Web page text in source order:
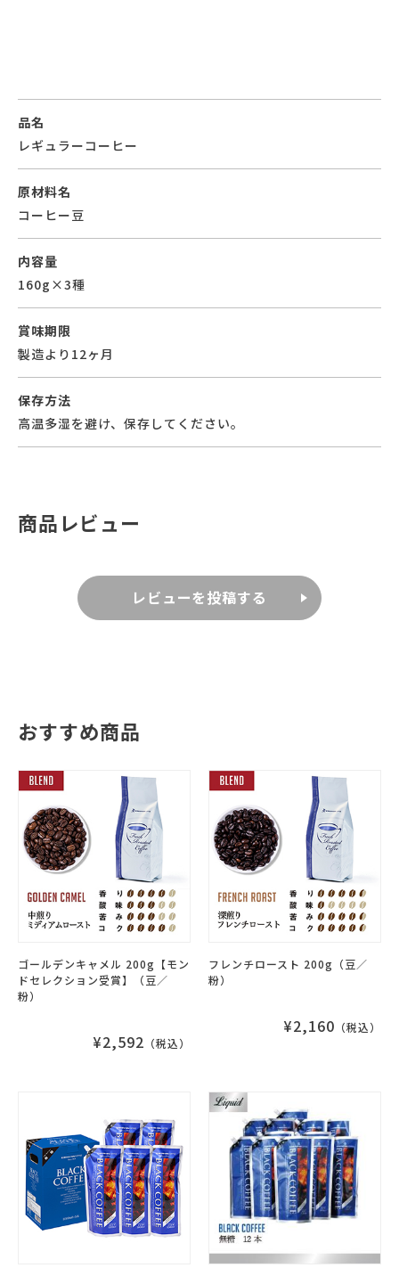
品名
レギュラーコーヒー
原材料名
コーヒー豆
内容量
160g×3種
賞味期限
製造より12ヶ月
保存方法
高温多湿を避け、保存してください。
商品レビュー
レビューを投稿する
おすすめ商品
ゴールデンキャメル 200g【モン
ドセレクション受賞】（豆／
粉）
¥2,592 （税込）
フレンチロースト 200g（豆／
粉）
¥2,160 （税込）